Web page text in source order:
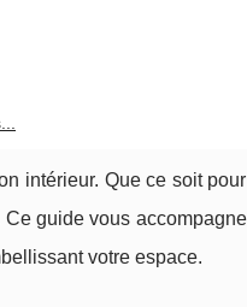
intérieur. Que ce soit
guide vous
votre espace.